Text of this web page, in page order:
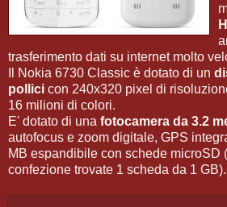
trasferimento dati su internet molto
Il Nokia 6730 Classic è dotato di un
pollici con 240x320 pixel di
16 milioni di colori.
E' dotato di una fotocamera da 3.2
autofocus e zoom digitale, GPS
MB espandibile con schede microSD
confezione trovate 1 scheda da 1 GB).